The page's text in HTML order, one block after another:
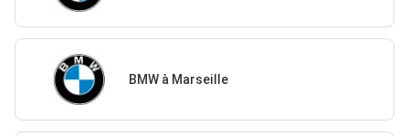
BMW à Marseille